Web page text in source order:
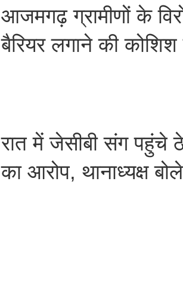
आजमगढ़ ग्रामीणों के
बैरियर लगाने की कोशिश
रात में जेसीबी संग पहुंचे
का आरोप, थानाध्यक्ष